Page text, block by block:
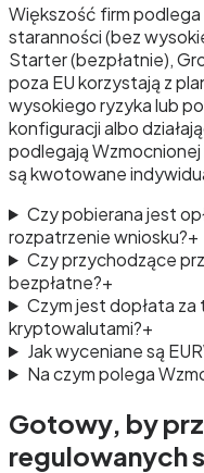
Większość firm
staranności (bez
Starter (bezpłatnie),
poza EU korzystają z
wysokiego ryzyka lub
konfiguracji albo
podlegają
są kwotowane
Czy pobierana jest
rozpatrzenie wniosku?+
Czy przychodzące
bezpłatne?+
Czym jest dopłata za
kryptowalutami?+
Jak wyceniane są
Na czym polega
Gotowy, by
regulowanych